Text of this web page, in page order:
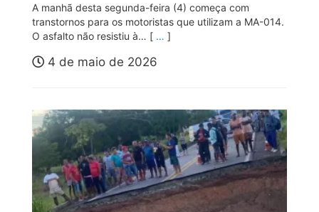
A manhã desta segunda-feira (4) começa com
transtornos para os motoristas que utilizam a MA-014.
O asfalto não resistiu à… [ … ]
4 de maio de 2026